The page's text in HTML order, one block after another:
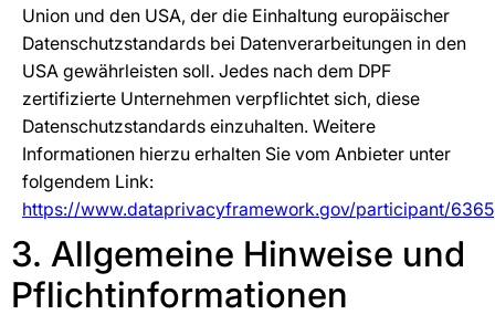
Union und den USA, der die Einhaltung europäischer
Datenschutzstandards bei Datenverarbeitungen in den
USA gewährleisten soll. Jedes nach dem DPF
zertifizierte Unternehmen verpflichtet sich, diese
Datenschutzstandards einzuhalten. Weitere
Informationen hierzu erhalten Sie vom Anbieter unter
folgendem Link:
https://www.dataprivacyframework.gov/participant/6365
3. Allgemeine Hinweise und
Pflicht­informationen